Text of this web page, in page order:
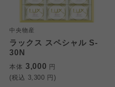
中央物産
ラックス スペシャル S-
30N
本体 3,000 円
(税込 3,300 円)